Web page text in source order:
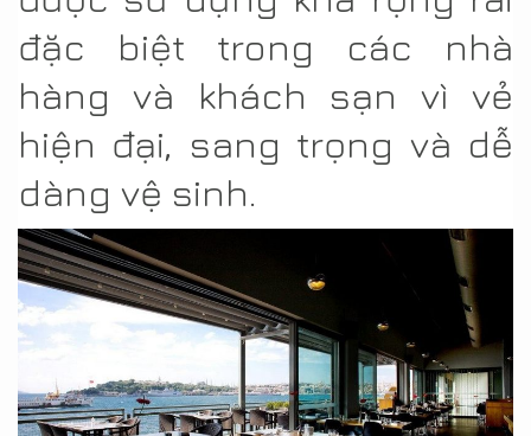
đặc biệt trong các nhà
hàng và khách sạn vì vẻ
hiện đại, sang trọng và dễ
dàng vệ sinh.